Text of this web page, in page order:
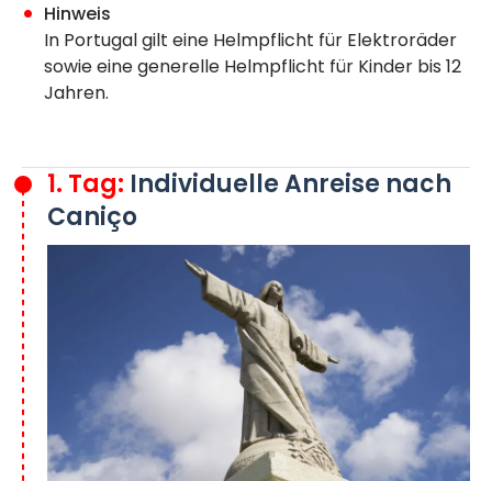
Hinweis
In Portugal gilt eine Helmpflicht für Elektroräder
sowie eine generelle Helmpflicht für Kinder bis 12
Jahren.
1. Tag: Individuelle Anreise nach
Caniço